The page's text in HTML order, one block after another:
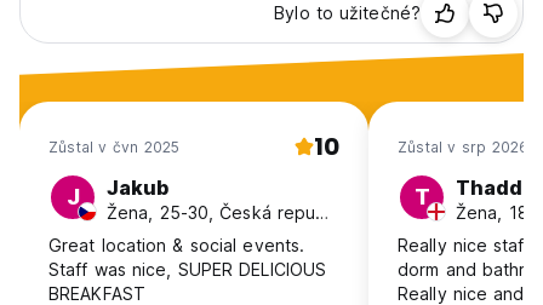
Bylo to užitečné?
Zůstal v čvn 2025 10
J Jakub
Žena, 25-30, Česká republika
Great location & social events.
Staff was nice, SUPER DELICIOUS
BREAKFAST
Zůstal v srp 2026
T
Žena, 18-
Really nice
dorm and
Really nice and